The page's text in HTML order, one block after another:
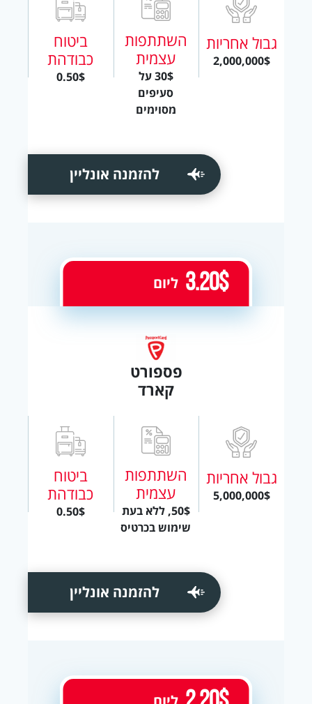
גבול אחריות
2,000,000$
השתתפות
עצמית
30$ על
סעיפים
מסוימים
ביטוח
כבודהת
0.50$
להזמנה אונליין
פספורט
קארד
גבול אחריות
5,000,000$
השתתפות
עצמית
50$, ללא בעת
שימוש בכרטיס
ביטוח
כבודהת
0.50$
3.20$ ליום
להזמנה אונליין